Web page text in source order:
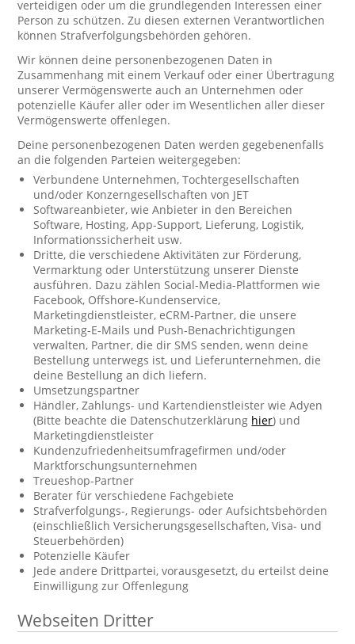
verteidigen oder um die grundlegenden Interessen einer
Person zu schützen. Zu diesen externen Verantwortlichen
können Strafverfolgungsbehörden gehören.
Wir können deine personenbezogenen Daten in
Zusammenhang mit einem Verkauf oder einer Übertragung
unserer Vermögenswerte auch an Unternehmen oder
potenzielle Käufer aller oder im Wesentlichen aller dieser
Vermögenswerte offenlegen.
Deine personenbezogenen Daten werden gegebenenfalls
an die folgenden Parteien weitergegeben:
Verbundene Unternehmen, Tochtergesellschaften
und/oder Konzerngesellschaften von JET
Softwareanbieter, wie Anbieter in den Bereichen
Software, Hosting, App-Support, Lieferung, Logistik,
Informationssicherheit usw.
Dritte, die verschiedene Aktivitäten zur Förderung,
Vermarktung oder Unterstützung unserer Dienste
ausführen. Dazu zählen Social-Media-Plattformen wie
Facebook, Offshore-Kundenservice,
Marketingdienstleister, eCRM-Partner, die unsere
Marketing-E-Mails und Push-Benachrichtigungen
verwalten, Partner, die dir SMS senden, wenn deine
Bestellung unterwegs ist, und Lieferunternehmen, die
deine Bestellung an dich liefern.
Umsetzungspartner
Händler, Zahlungs- und Kartendienstleister wie Adyen
(Bitte beachte die Datenschutzerklärung hier) und
Marketingdienstleister
Kundenzufriedenheitsumfragefirmen und/oder
Marktforschungsunternehmen
Treueshop-Partner
Berater für verschiedene Fachgebiete
Strafverfolgungs-, Regierungs- oder Aufsichtsbehörden
(einschließlich Versicherungsgesellschaften, Visa- und
Steuerbehörden)
Potenzielle Käufer
Jede andere Drittpartei, vorausgesetzt, du erteilst deine
Einwilligung zur Offenlegung
Webseiten Dritter